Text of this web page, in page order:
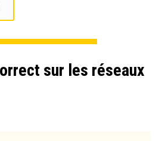
sur les réseaux